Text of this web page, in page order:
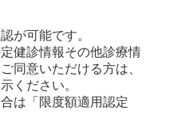
が可能です。
健診情報その他診療情
同意いただける方は、
ください。
は「限度額適用認定